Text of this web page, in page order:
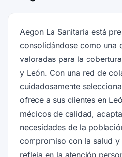
Aegon La Sanitaria está
consolidándose como una
valoradas para la
y León. Con una red de
cuidadosamente
ofrece a sus clientes en
médicos de calidad,
necesidades de la
compromiso con la salud y
refleja en la atención